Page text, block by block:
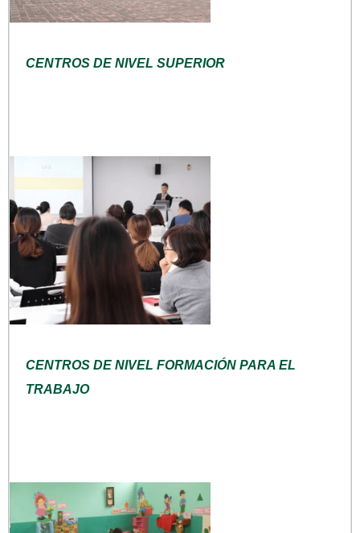
CENTROS DE NIVEL SUPERIOR
CENTROS DE NIVEL FORMACIÓN PARA EL
TRABAJO